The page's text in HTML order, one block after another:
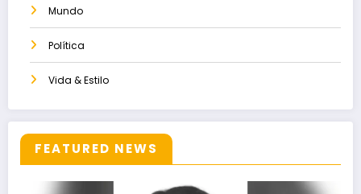
Mundo
Política
Vida & Estilo
FEATURED NEWS